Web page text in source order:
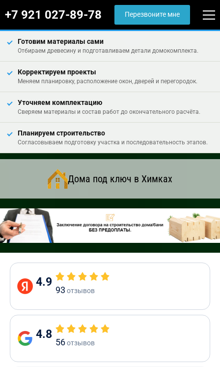
+7 921 027-89-78 Перезвоните мне
Готовим материалы сами
Отбираем древесину и подготавливаем детали домокомплекта.
Корректируем проекты
Меняем планировку, расположение окон, дверей и перегородок.
Уточняем комплектацию
Сверяем материалы и состав работ до окончательного расчёта.
Планируем строительство
Согласовываем подготовку участка и последовательность этапов.
Дома под ключ в Химках
4.9
93 отзывов
4.8
56отзывов